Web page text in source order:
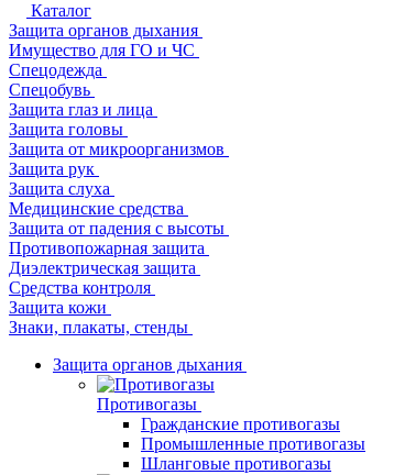
Каталог
Защита органов дыхания
Имущество для ГО и ЧС
Спецодежда
Спецобувь
Защита глаз и лица
Защита головы
Защита от микроорганизмов
Защита рук
Защита слуха
Медицинские средства
Защита от падения с высоты
Противопожарная защита
Диэлектрическая защита
Средства контроля
Защита кожи
Знаки, плакаты, стенды
Защита органов дыхания
Противогазы
Гражданские противогазы
Промышленные противогазы
Шланговые противогазы